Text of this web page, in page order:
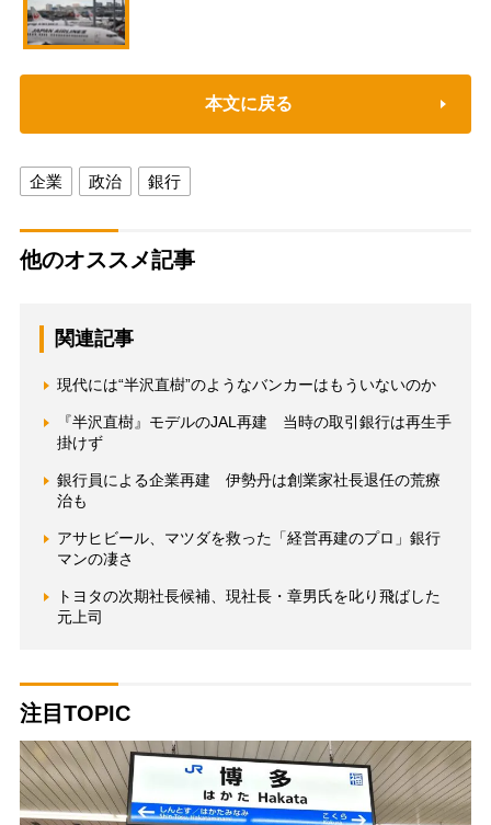
本文に戻る
企業 政治 銀行
他のオススメ記事
関連記事
現代には“半沢直樹”のようなバンカーはもういないのか
『半沢直樹』モデルのJAL再建 当時の取引銀行は再生手
掛けず
銀行員による企業再建 伊勢丹は創業家社長退任の荒療
治も
アサヒビール、マツダを救った「経営再建のプロ」銀行
マンの凄さ
トヨタの次期社長候補、現社長・章男氏を叱り飛ばした
元上司
注目TOPIC